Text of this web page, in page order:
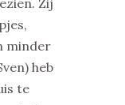
Zij
minder
heb
te